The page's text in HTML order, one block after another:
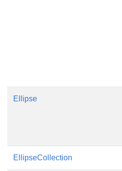
Ellipse
EllipseCollection